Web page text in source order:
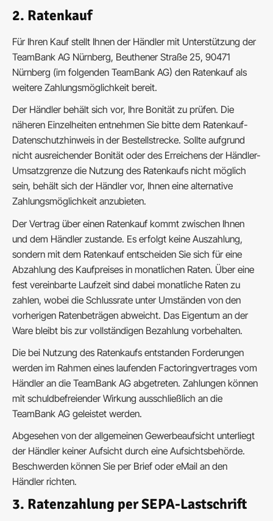
2. Ratenkauf
Für Ihren Kauf stellt Ihnen der Händler mit Unterstützung der
TeamBank AG Nürnberg, Beuthener Straße 25, 90471
Nürnberg (im folgenden TeamBank AG) den Ratenkauf als
weitere Zahlungsmöglichkeit bereit.
Der Händler behält sich vor, Ihre Bonität zu prüfen. Die
näheren Einzelheiten entnehmen Sie bitte dem Ratenkauf-
Datenschutzhinweis in der Bestellstrecke. Sollte aufgrund
nicht ausreichender Bonität oder des Erreichens der Händler-
Umsatzgrenze die Nutzung des Ratenkaufs nicht möglich
sein, behält sich der Händler vor, Ihnen eine alternative
Zahlungsmöglichkeit anzubieten.
Der Vertrag über einen Ratenkauf kommt zwischen Ihnen
und dem Händler zustande. Es erfolgt keine Auszahlung,
sondern mit dem Ratenkauf entscheiden Sie sich für eine
Abzahlung des Kaufpreises in monatlichen Raten. Über eine
fest vereinbarte Laufzeit sind dabei monatliche Raten zu
zahlen, wobei die Schlussrate unter Umständen von den
vorherigen Ratenbeträgen abweicht. Das Eigentum an der
Ware bleibt bis zur vollständigen Bezahlung vorbehalten.
Die bei Nutzung des Ratenkaufs entstanden Forderungen
werden im Rahmen eines laufenden Factoringvertrages vom
Händler an die TeamBank AG abgetreten. Zahlungen können
mit schuldbefreiender Wirkung ausschließlich an die
TeamBank AG geleistet werden.
Abgesehen von der allgemeinen Gewerbeaufsicht unterliegt
der Händler keiner Aufsicht durch eine Aufsichtsbehörde.
Beschwerden können Sie per Brief oder eMail an den
Händler richten.
3. Ratenzahlung per SEPA-Lastschrift